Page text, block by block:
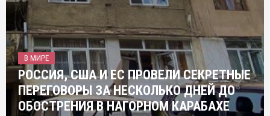
В МИРЕ
РОССИЯ, США И ЕС ПРОВЕЛИ СЕКРЕТНЫЕ
ПЕРЕГОВОРЫ ЗА НЕСКОЛЬКО ДНЕЙ ДО
ОБОСТРЕНИЯ В НАГОРНОМ КАРАБАХЕ